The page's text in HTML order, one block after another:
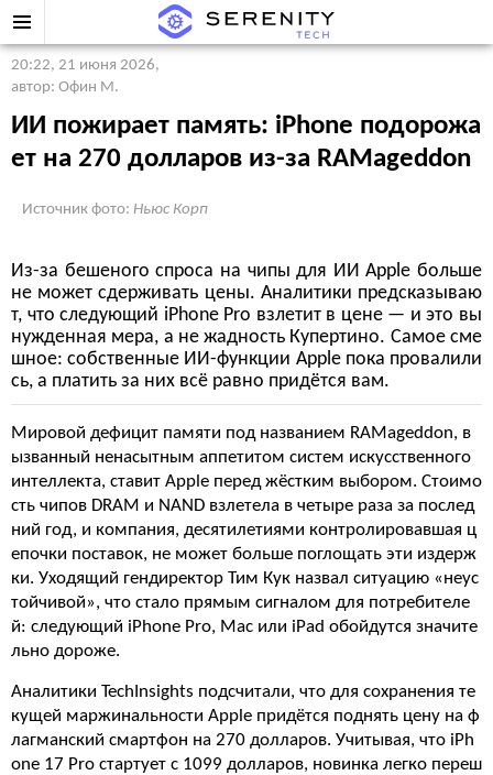
20:22, 21 июня 2026,
автор: Офин М.
ИИ пожирает память: iPhone подорожа
ет на 270 долларов из-за RAMageddon
Источник фото: Ньюс Корп
Из-за бешеного спроса на чипы для ИИ Apple больше
не может сдерживать цены. Аналитики предсказываю
т, что следующий iPhone Pro взлетит в цене — и это вы
нужденная мера, а не жадность Купертино. Самое сме
шное: собственные ИИ-функции Apple пока провалили
сь, а платить за них всё равно придётся вам.
Мировой дефицит памяти под названием RAMageddon, в
ызванный ненасытным аппетитом систем искусственного
интеллекта, ставит Apple перед жёстким выбором. Стоимо
сть чипов DRAM и NAND взлетела в четыре раза за послед
ний год, и компания, десятилетиями контролировавшая ц
епочки поставок, не может больше поглощать эти издерж
ки. Уходящий гендиректор Тим Кук назвал ситуацию «неус
тойчивой», что стало прямым сигналом для потребителе
й: следующий iPhone Pro, Mac или iPad обойдутся значите
льно дороже.
Аналитики TechInsights подсчитали, что для сохранения те
кущей маржинальности Apple придётся поднять цену на ф
лагманский смартфон на 270 долларов. Учитывая, что iPh
one 17 Pro стартует с 1099 долларов, новинка легко переш